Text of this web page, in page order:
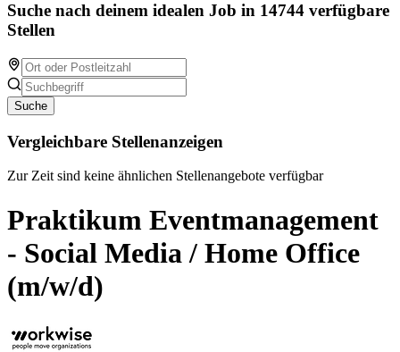
Suche nach deinem idealen Job in 14744 verfügbare
Stellen
Suche
Vergleichbare Stellenanzeigen
Zur Zeit sind keine ähnlichen Stellenangebote verfügbar
Praktikum Eventmanagement
- Social Media / Home Office
(m/w/d)